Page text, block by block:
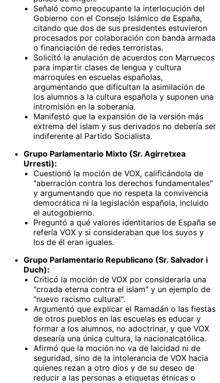
Señaló como preocupante la interlocución del
Gobierno con el Consejo Islámico de España,
citando que dos de sus presidentes estuvieron
procesados por colaboración con banda armada
o financiación de redes terroristas.
Solicitó la anulación de acuerdos con Marruecos
para impartir clases de lengua y cultura
marroquíes en escuelas españolas,
argumentando que dificultan la asimilación de
los alumnos a la cultura española y suponen una
intromisión en la soberanía.
Manifestó que la expansión de la versión más
extrema del islam y sus derivados no debería ser
indiferente al Partido Socialista.
Grupo Parlamentario Mixto (Sr. Agirretxea
Urresti):
Cuestionó la moción de VOX, calificándola de
"aberración contra los derechos fundamentales"
y argumentando que no respeta la convivencia
democrática ni la legislación española, incluido
el autogobierno.
Preguntó a qué valores identitarios de España se
refería VOX y si consideraban que los suyos y
los de él eran iguales.
Grupo Parlamentario Republicano (Sr. Salvador i
Duch):
Criticó la moción de VOX por considerarla una
"croada eterna contra el islam" y un ejemplo de
"nuevo racismo cultural".
Argumentó que explicar el Ramadán o las fiestas
de otros pueblos en las escuelas es educar y
formar a los alumnos, no adoctrinar, y que VOX
desearía una única cultura, la nacionalcatólica.
Afirmó que la moción no va de laicidad ni de
seguridad, sino de la intolerancia de VOX hacia
quienes rezan a otro dios y de su deseo de
reducir a las personas a etiquetas étnicas o